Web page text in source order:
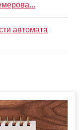
автомата